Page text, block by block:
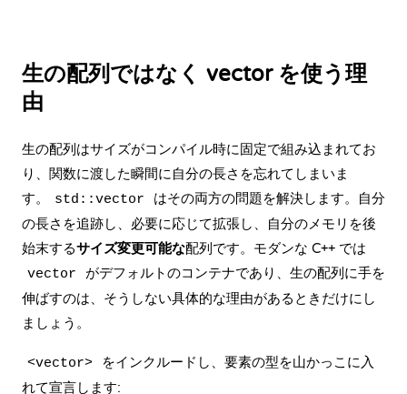
生の配列ではなく vector を使う理
由
生の配列 はサイズがコンパイル時に固定で組み込まれてお
り、関数に渡した瞬間に自分の長さを忘れてしまいま
す。
std::vector
はその両方の問題を解決します。自分
の長さを追跡し、必要に応じて拡張し、自分のメモリを後
始末するサイズ変更可能な配列です。モダンな C++ では
vector
がデフォルトのコンテナであり、生の配列に手を
伸ばすのは、そうしない具体的な理由があるときだけにし
ましょう。
<vector>
をインクルードし、要素の型を山かっこに入
れて宣言します: